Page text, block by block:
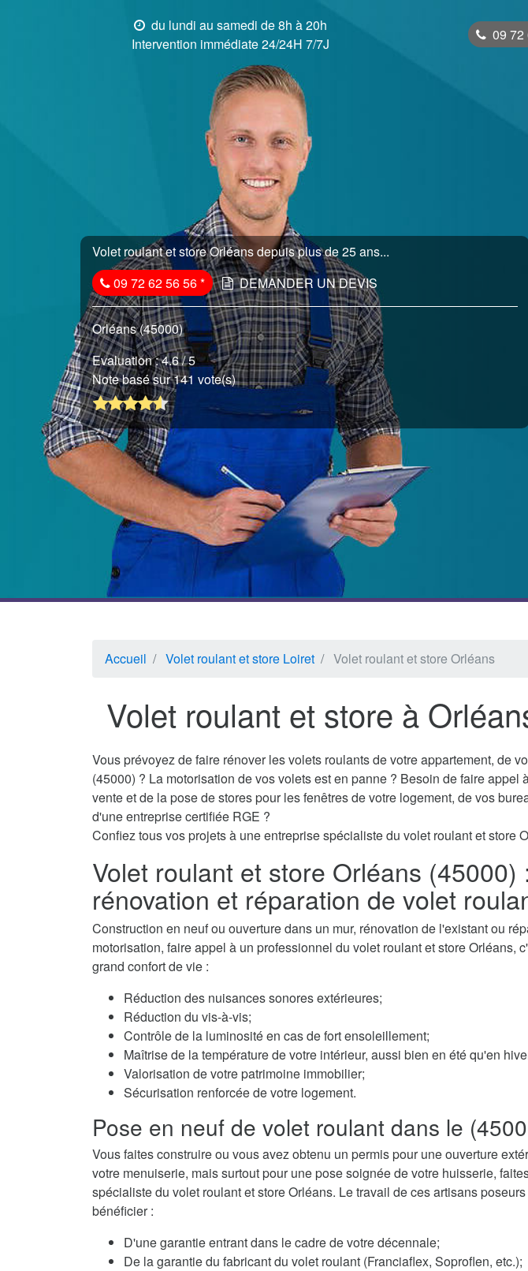
du lundi au samedi de 8h à 20h
Intervention immédiate 24/24H 7/7J
09 72
Volet roulant et store Orléans depuis plus de 25 ans...
09 72 62 56 56* DEMANDER UN DEVIS
Orléans (45000)
Evaluation :4.6/ 5
Note basé sur 141 vote(s)
Accueil Volet roulant et store Loiret Volet roulant et store Orléans
Volet roulant et store à
Vous prévoyez de faire rénover les volets roulants de votre appartement, de
(45000) ? La motorisation de vos volets est en panne ? Besoin de faire appel
vente et de la pose de stores pour les fenêtres de votre logement, de vos
d'une entreprise certifiée RGE ?
Confiez tous vos projets à une entreprise spécialiste du volet roulant et store
Volet roulant et store Orléans (45000)
rénovation et réparation de volet
Construction en neuf ou ouverture dans un mur, rénovation de l'existant ou
motorisation, faire appel à un professionnel du volet roulant et store Orléans,
grand confort de vie :
Réduction des nuisances sonores extérieures;
Réduction du vis-à-vis;
Contrôle de la luminosité en cas de fort ensoleillement;
Maîtrise de la température de votre intérieur, aussi bien en été qu'en
Valorisation de votre patrimoine immobilier;
Sécurisation renforcée de votre logement.
Pose en neuf de volet roulant dans le
Vous faites construire ou vous avez obtenu un permis pour une ouverture
votre menuiserie, mais surtout pour une pose soignée de votre huisserie,
spécialiste du volet roulant et store Orléans. Le travail de ces artisans
bénéficier :
D'une garantie entrant dans le cadre de votre décennale;
De la garantie du fabricant du volet roulant (Franciaflex, Soproflen, etc.);